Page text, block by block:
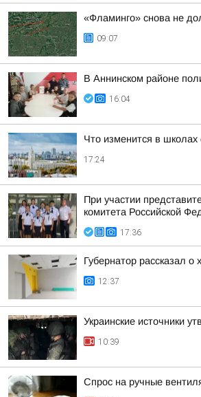
«Фламинго» снова не
09:07
В Аннинском районе
16:04
Что изменится в школах
17:24
При участии
комитета Российской
17:36
Губернатор рассказал
12:37
Украинские источники
10:39
Спрос на ручные